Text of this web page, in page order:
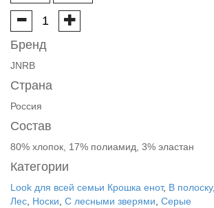
Бренд
JNRB
Страна
Россия
Состав
80% хлопок, 17% полиамид, 3% эластан
Категории
Look для всей семьи Крошка енот, В полоску,
Лес Носки С лесными зверями Серые